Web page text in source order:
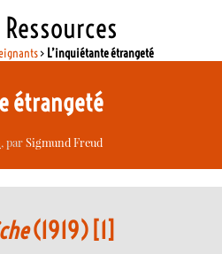
> L’inquiétante étrangeté
étrangeté
, parSigmund Freud
(1919) [1]